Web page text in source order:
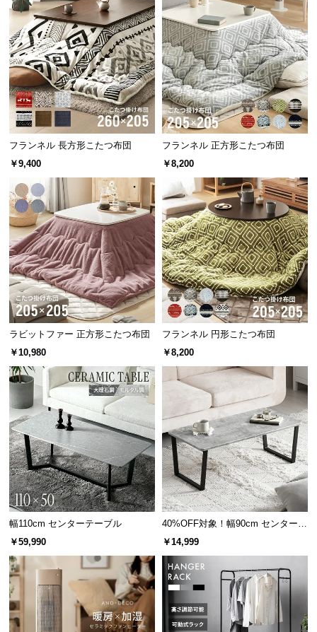
ト
お
知
せ
ロ
グ
企
業
情
報
o.,
フランネル 長方形こたつ布団
￥9,400
フランネル 正方形こたつ布団
￥8,200
ラビットファー 正方形こたつ布団
￥10,980
フランネル 円形こたつ布団
￥8,200
幅110cm センターテーブル
￥59,990
40%OFF対象！幅90cm センターテ
ーブル 大理石/モルタル調 スクエ
￥14,999